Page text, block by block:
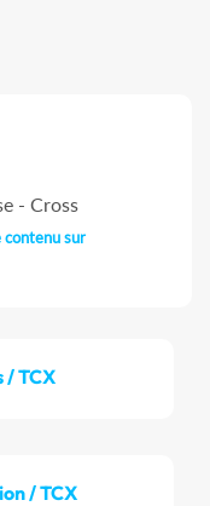
- Cross
contenu sur
TCX
/ TCX